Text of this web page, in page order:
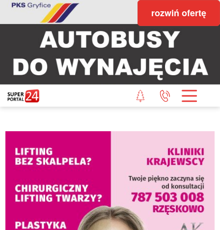
rozwiń ofertę
STRONA GŁÓWNA
POWIAT GRYFICKI
STUDIO SUPERPORTALU
KONTAKT
REDAKCJA
REGULAMIN